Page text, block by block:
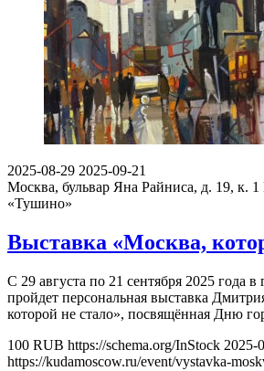
2025-08-29 2025-09-21
Москва, бульвар Яна Райниса, д. 19, к. 1
«Тушино»
Выставка «Москва,
С 29 августа по 21 сентября 2025 года
пройдет персональная выставка
которой не стало», посвящённая Дню
100 RUB https://schema.org/InStock 2025-
https://kudamoscow.ru/event/vystavka-